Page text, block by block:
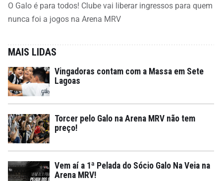
O Galo é para todos! Clube vai liberar ingressos para quem
nunca foi a jogos na Arena MRV
MAIS LIDAS
Vingadoras contam com a Massa em Sete
Lagoas
Torcer pelo Galo na Arena MRV não tem
preço!
Vem aí a 1ª Pelada do Sócio Galo Na Veia na
Arena MRV!